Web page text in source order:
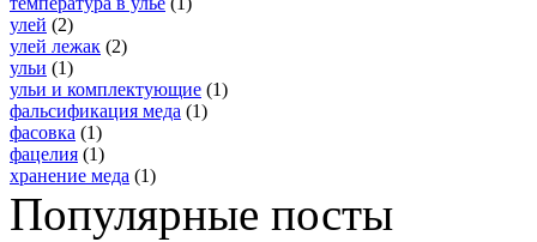
улей (2)
улей лежак (2)
ульи (1)
ульи и комплектующие (1)
фальсификация меда (1)
фасовка (1)
фацелия (1)
хранение меда (1)
Популярные посты